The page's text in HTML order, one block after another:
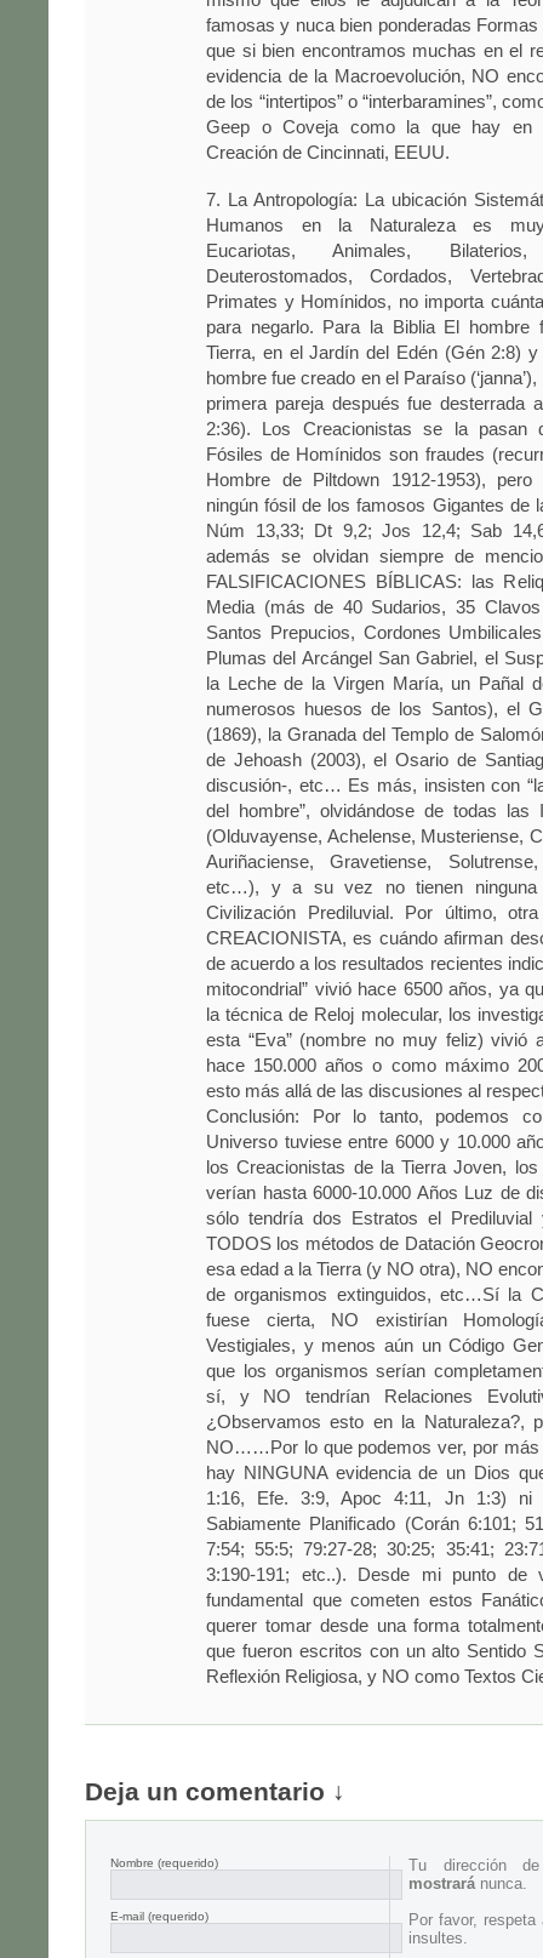
famosas y nuca bien ponderadas
que si bien encontramos muchas en el
evidencia de la Macroevolución, NO
de los “intertipos” o “interbaramines”,
Geep o Coveja como la que hay en
Creación de Cincinnati, EEUU.
7. La Antropología: La ubicación
Humanos en la Naturaleza es
Eucariotas, Animales, Bilaterios,
Deuterostomados, Cordados,
Primates y Homínidos, no importa
para negarlo. Para la Biblia El hombre
Tierra, en el Jardín del Edén (Gén 2:8)
hombre fue creado en el Paraíso
primera pareja después fue desterrada
2:36). Los Creacionistas se la pasan
Fósiles de Homínidos son fraudes
Hombre de Piltdown 1912-1953),
ningún fósil de los famosos Gigantes de
Núm 13,33; Dt 9,2; Jos 12,4; Sab
además se olvidan siempre de
FALSIFICACIONES BÍBLICAS: las
Media (más de 40 Sudarios, 35
Santos Prepucios, Cordones
Plumas del Arcángel San Gabriel, el
la Leche de la Virgen María, un Pañal
numerosos huesos de los Santos), el
(1869), la Granada del Templo de
de Jehoash (2003), el Osario de
discusión-, etc… Es más, insisten con
del hombre”, olvidándose de todas las
(Olduvayense, Achelense, Musteriense,
Auriñaciense, Gravetiense,
etc…), y a su vez no tienen ninguna
Civilización Prediluvial. Por último,
CREACIONISTA, es cuándo afirman
de acuerdo a los resultados recientes
mitocondrial” vivió hace 6500 años, ya
la técnica de Reloj molecular, los
esta “Eva” (nombre no muy feliz) vivió
hace 150.000 años o como máximo
esto más allá de las discusiones al
Conclusión: Por lo tanto, podemos
Universo tuviese entre 6000 y 10.000
los Creacionistas de la Tierra Joven, los
verían hasta 6000-10.000 Años Luz de
sólo tendría dos Estratos el Prediluvial
TODOS los métodos de Datación
esa edad a la Tierra (y NO otra), NO
de organismos extinguidos, etc…Sí la
fuese cierta, NO existirían
Vestigiales, y menos aún un Código
que los organismos serían
sí, y NO tendrían Relaciones
¿Observamos esto en la Naturaleza?,
NO……Por lo que podemos ver, por más
hay NINGUNA evidencia de un Dios
1:16, Efe. 3:9, Apoc 4:11, Jn 1:3) ni
Sabiamente Planificado (Corán 6:101;
7:54; 55:5; 79:27-28; 30:25; 35:41;
3:190-191; etc..). Desde mi punto de
fundamental que cometen estos
querer tomar desde una forma
que fueron escritos con un alto Sentido
Reflexión Religiosa, y NO como Textos
Deja un comentario ↓
Nombre (requerido)
E-mail (requerido)
Tu dirección
mostrará nunca.
Por favor,
insultes.